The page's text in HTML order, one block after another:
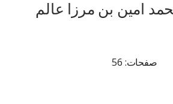
امین بن مرزا عالم
صفحات: 56